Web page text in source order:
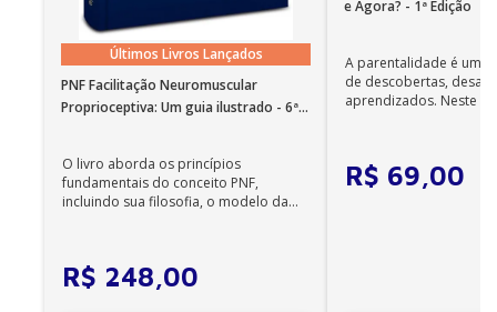
no Windows 7 SP1 ou superior e OS X 10.10 (Yosemite).
Observações importantes
• Em sistemas Linux e Windows Phone, seus e-books
podem ser acessados on-line; •
Não é permitida a impressão dos e-books;
Os e-books adquiridos no site da Editora Manole
não são compatíveis com os aplicativos e
dispositivos Kindle, Nook, Kobo e Lev;
Últimos Livros Lançados
PNF Facilitação Neuromuscular
Proprioceptiva: Um guia ilustrado - 6ª
O livro aborda os princípios
fundamentais do conceito PNF,
incluindo sua filosofia, o modelo da
R$ 248,00
e Agora? - 1ª Edição
A parentalidade é uma
de descobertas,
aprendizados. Neste
R$ 69,00